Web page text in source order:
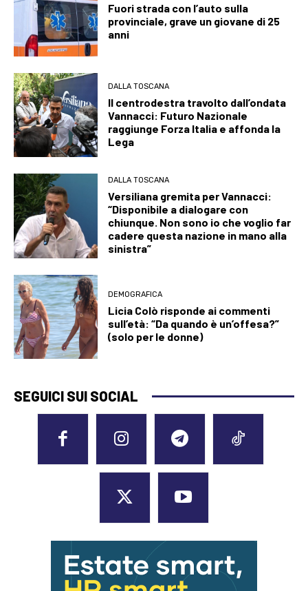
Fuori strada con l’auto sulla
provinciale, grave un giovane di 25
anni
DALLA TOSCANA
Il centrodestra travolto dall’ondata
Vannacci: Futuro Nazionale
raggiunge Forza Italia e affonda la
Lega
DALLA TOSCANA
Versiliana gremita per Vannacci:
“Disponibile a dialogare con
chiunque. Non sono io che voglio far
cadere questa nazione in mano alla
sinistra”
DEMOGRAFICA
Licia Colò risponde ai commenti
sull’età: “Da quando è un’offesa?”
(solo per le donne)
SEGUICI SUI SOCIAL